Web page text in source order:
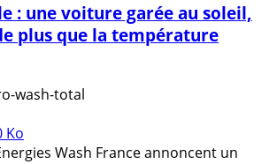
: une voiture garée au soleil,
plus que la température
Ko
Wash France annoncent un